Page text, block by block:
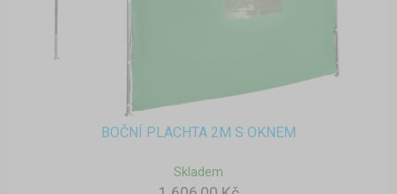
BOČNÍ PLACHTA 2M S OKNEM
Skladem